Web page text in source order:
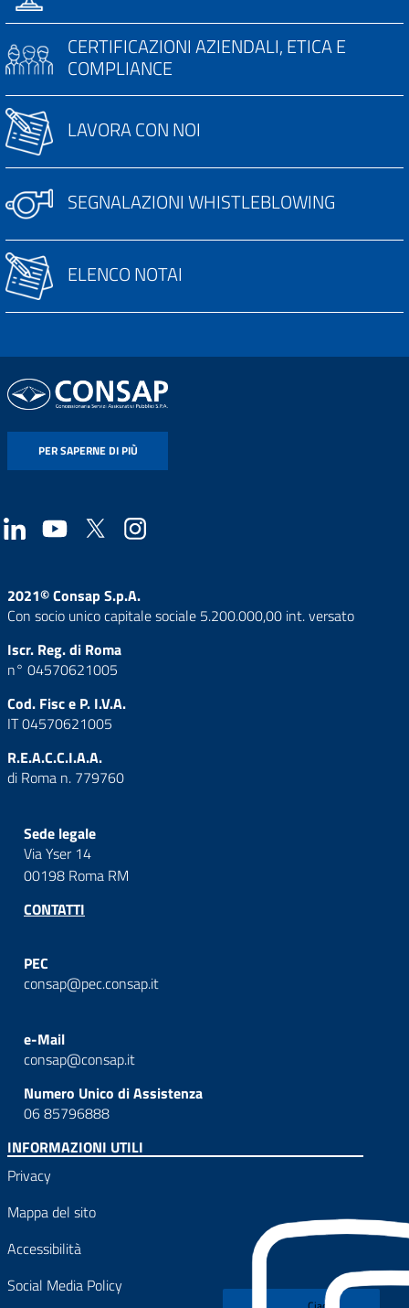
CERTIFICAZIONI AZIENDALI, ETICA E
COMPLIANCE
LAVORA CON NOI
SEGNALAZIONI WHISTLEBLOWING
ELENCO NOTAI
PER SAPERNE DI PIÙ
2021© Consap S.p.A.
Con socio unico capitale sociale 5.200.000,00 int. versato
Iscr. Reg. di Roma
n° 04570621005
Cod. Fisc e P. I.V.A.
IT 04570621005
R.E.A.C.C.I.A.A.
di Roma n. 779760
Sede legale
Via Yser 14
00198 Roma RM
CONTATTI
PEC
consap@pec.consap.it
e-Mail
consap@consap.it
Numero Unico di Assistenza
06 85796888
INFORMAZIONI UTILI
Privacy
Mappa del sito
Accessibilità
Social Media Policy